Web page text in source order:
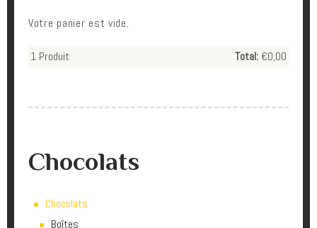
Votre panier est vide.
1 Produit Total: €0,00
Chocolats
Chocolats
Boîtes